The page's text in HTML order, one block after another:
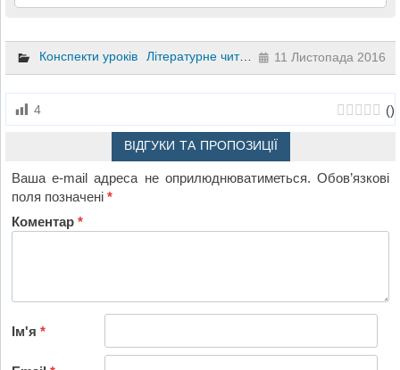
Конспекти уроків Літературне читання 3 клас
11 Листопада 2016
4 ()
ВІДГУКИ ТА ПРОПОЗИЦІЇ
Ваша e-mail адреса не оприлюднюватиметься. Обов’язкові
поля позначені*
Коментар*
Ім'я*